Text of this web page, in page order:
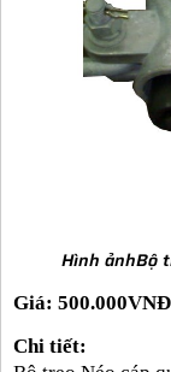
Hình ảnhBộ
Giá:
Chi tiết: